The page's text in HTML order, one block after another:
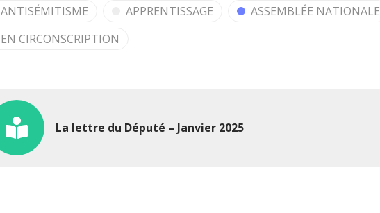
ANTISÉMITISME APPRENTISSAGE ASSEMBLÉE NATIONALE
EN CIRCONSCRIPTION
La lettre du Député – Janvier 2025